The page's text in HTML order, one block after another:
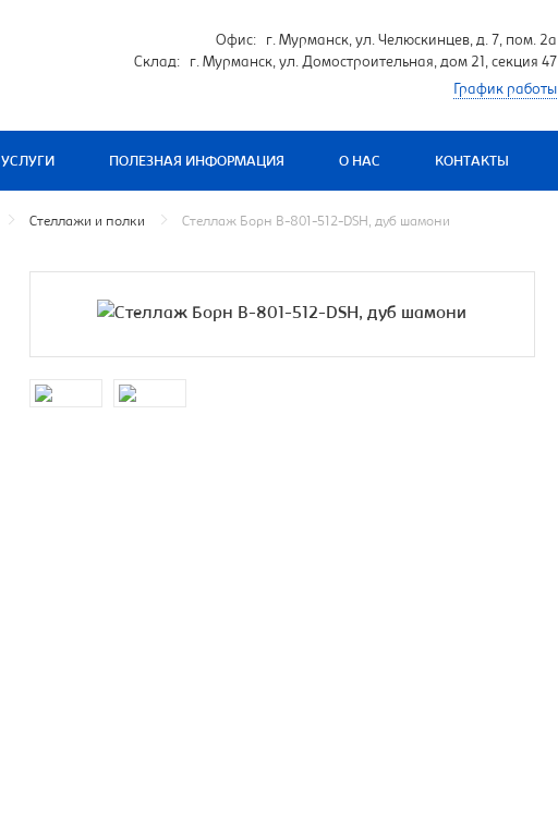
Офис: г. Мурманск, ул. Челюскинцев, д. 7, пом. 2а
Склад: г. Мурманск, ул. Домостроительная, дом 21, секция 47
График работы
УСЛУГИ ПОЛЕЗНАЯ ИНФОРМАЦИЯ О НАС КОНТАКТЫ
Стеллажи и полки Стеллаж Борн B-801-512-DSH, дуб шамони